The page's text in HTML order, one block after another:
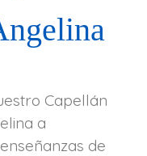
Capellán
a
de